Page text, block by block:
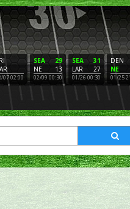
07 02:00
29
SEA
13
NE
02/09 00:30
31
SEA
27
LAR
01/26 00:30
DEN
NE
01/25